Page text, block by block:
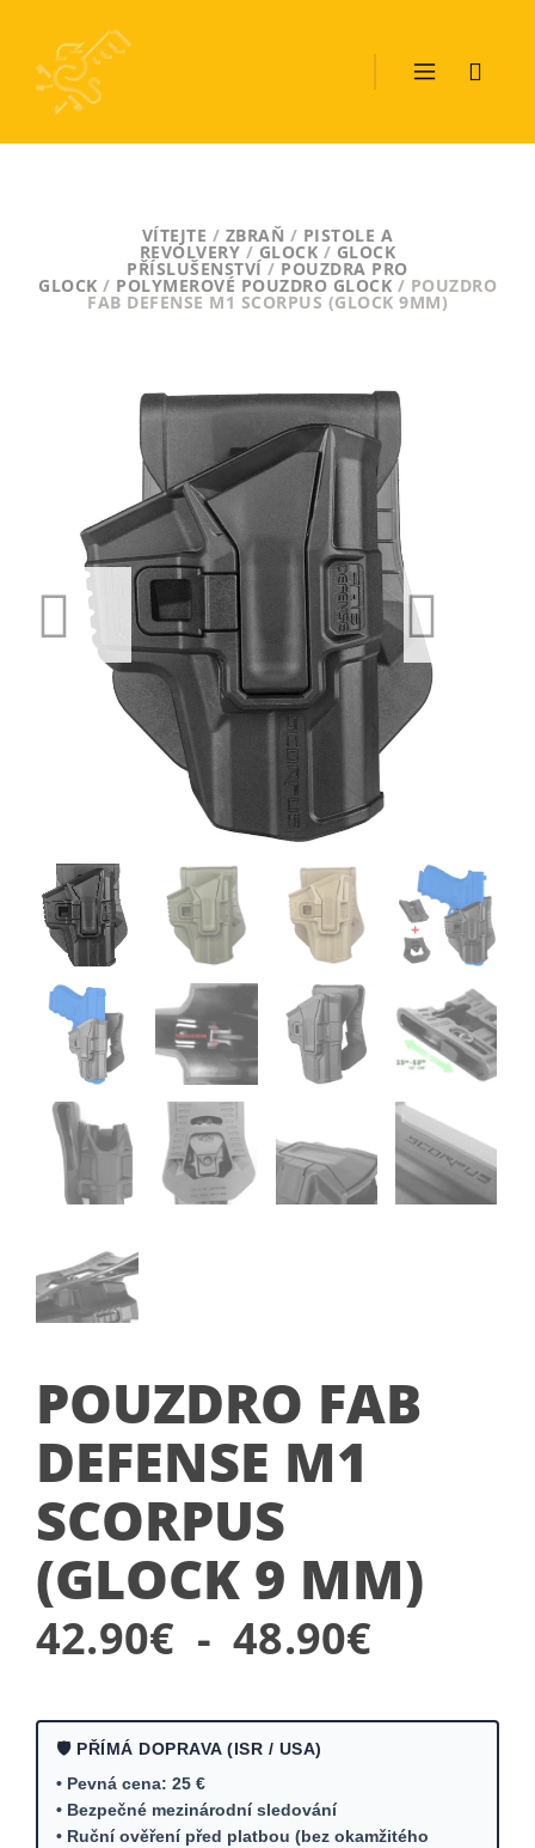
VÍTEJTE / ZBRAŇ / PISTOLE A
REVOLVERY / GLOCK / GLOCK
PŘÍSLUŠENSTVÍ / POUZDRA PRO
GLOCK / POLYMEROVÉ POUZDRO GLOCK / POUZDRO
FAB DEFENSE M1 SCORPUS (GLOCK 9MM)
POUZDRO FAB
DEFENSE M1
SCORPUS
(GLOCK 9 MM)
42.90€ - 48.90€
€
🛡️ PŘÍMÁ DOPRAVA (ISR / USA)
• Pevná cena: 25 €
• Bezpečné mezinárodní sledování
• Ruční ověření před platbou (bez okamžitého